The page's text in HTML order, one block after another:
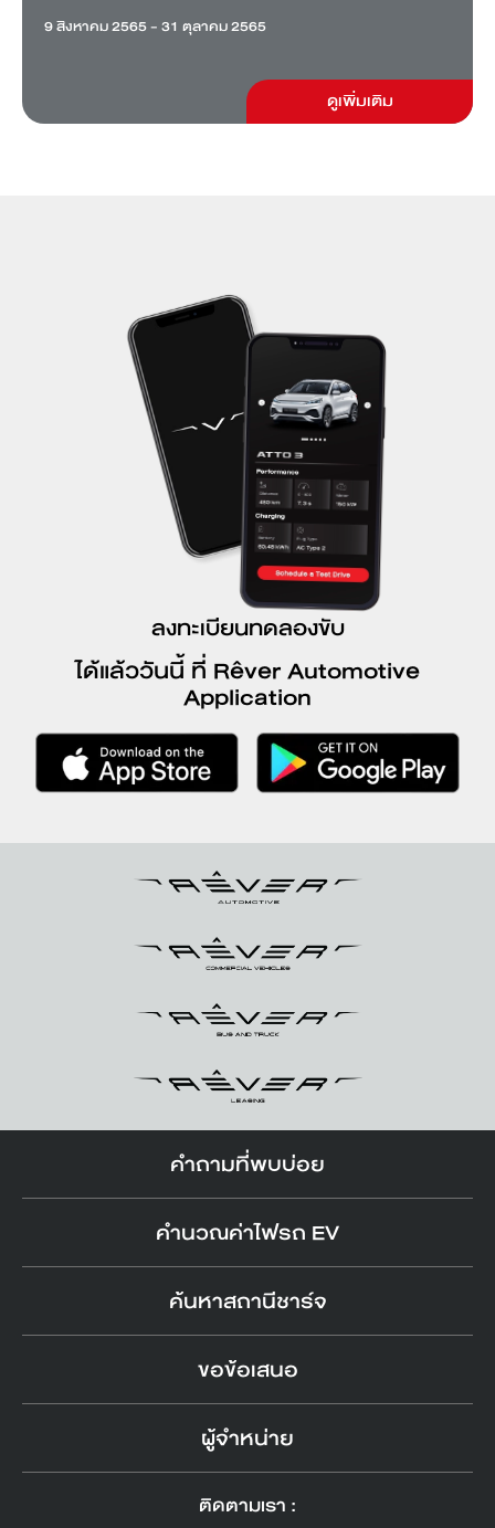
9 สิงหาคม 2565 - 31 ตุลาคม 2565
ดูเพิ่มเติม
ลงทะเบียนทดลองขับ
ได้แล้ววันนี้ ที่ Rêver Automotive
Application
คำถามที่พบบ่อย
คำนวณค่าไฟรถ EV
ค้นหาสถานีชาร์จ
ขอข้อเสนอ
ผู้จำหน่าย
ติดตามเรา :